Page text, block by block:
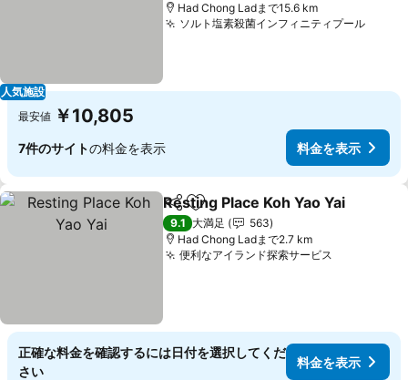
人気施設
Had Chong Ladまで15.6 km
ソルト塩素殺菌インフィニティプール料金
最安値 ￥10,805
7件のサイトの料金を表示 料金を表示
シェアお気に入りに追加
Resting Place Koh Yao Yai
9.1 大満足
563
Had Chong Ladまで2.7 km
便利なアイランド探索サービス
正確な料金を確認するには日付を選択してくだ
さい
料金を表示